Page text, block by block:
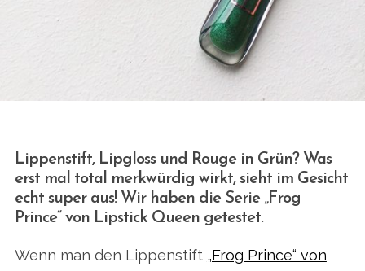
Lippenstift, Lipgloss und Rouge in Grün? Was
erst mal total merkwürdig wirkt, sieht im Gesicht
echt super aus! Wir haben die Serie „Frog
Prince“ von Lipstick Queen getestet.
Wenn man den Lippenstift „Frog Prince“ von